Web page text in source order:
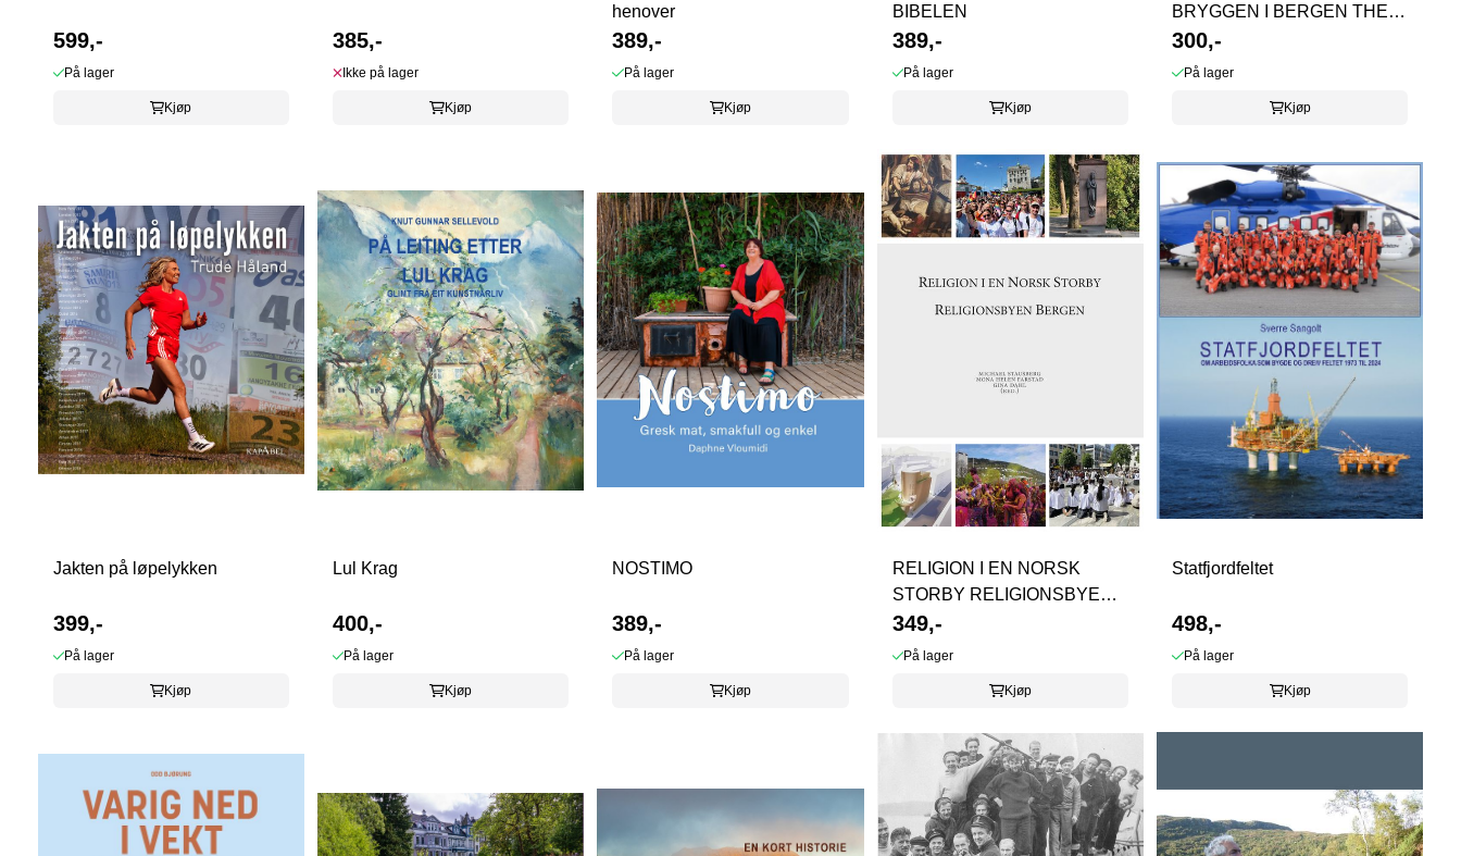
599,-
På lager
Kjøp
385,-
Ikke på lager
Kjøp
henover
389,-
På lager
Kjøp
BIBELEN
389,-
På lager
Kjøp
BRYGGEN I BERGEN THE
HANSE AND BRYGGEN IN
BERGEN
300,-
På lager
Kjøp
Jakten på løpelykken
399,-
På lager
Kjøp
Lul Krag
400,-
På lager
Kjøp
NOSTIMO
389,-
På lager
Kjøp
RELIGION I EN NORSK
STORBY RELIGIONSBYEN
BERGEN
349,-
På lager
Kjøp
Statfjordfeltet
498,-
På lager
Kjøp